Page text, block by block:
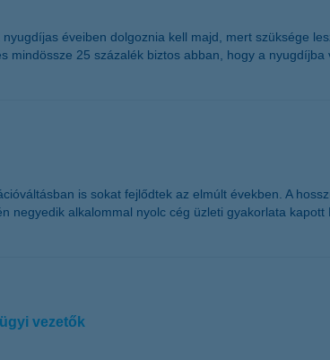
éveiben dolgoznia kell majd, mert szüksége
25 százalék biztos abban, hogy a
is sokat fejlődtek az elmúlt években. A
alkalommal nyolc cég üzleti gyakorlata
vezetők